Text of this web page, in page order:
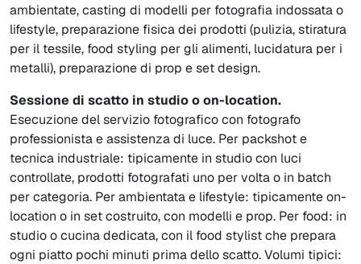
ambientate, casting di modelli per fotografia indossata o
lifestyle, preparazione fisica dei prodotti (pulizia, stiratura
per il tessile, food styling per gli alimenti, lucidatura per i
metalli), preparazione di prop e set design.
Sessione di scatto in studio o on-location.
Esecuzione del servizio fotografico con fotografo
professionista e assistenza di luce. Per packshot e
tecnica industriale: tipicamente in studio con luci
controllate, prodotti fotografati uno per volta o in batch
per categoria. Per ambientata e lifestyle: tipicamente on-
location o in set costruito, con modelli e prop. Per food: in
studio o cucina dedicata, con il food stylist che prepara
ogni piatto pochi minuti prima dello scatto. Volumi tipici: